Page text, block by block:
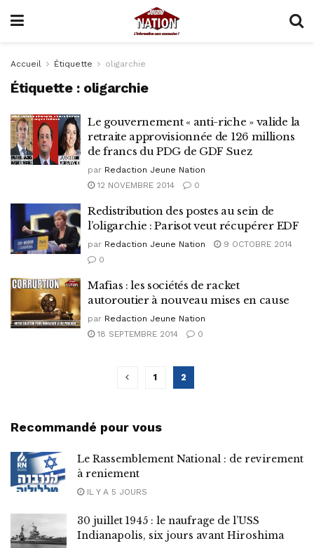
Accueil Étiquette oligarchie
Étiquette : oligarchie
Le gouvernement « anti-riche » valide la
retraite approvisionnée de 126 millions
de francs du PDG de GDF Suez
par Redaction Jeune Nation
12 NOVEMBRE 2014
0
Redistribution des postes au sein de
l’oligarchie : Parisot veut récupérer EDF
par Redaction Jeune Nation
9 OCTOBRE 2014
0
Mafias : les sociétés de racket
autoroutier à nouveau mises en cause
par Redaction Jeune Nation
18 SEPTEMBRE 2014
0
1 2
Recommandé pour vous
Le Rassemblement National : de revirement
à reniement
IL Y A 5 JOURS
30 juillet 1945 : le naufrage de l’USS
Indianapolis, six jours avant Hiroshima